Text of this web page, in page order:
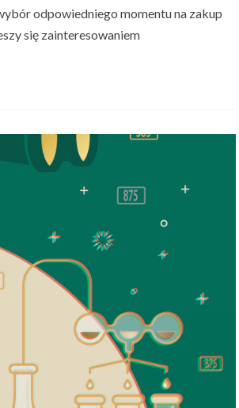
odpowiedniego momentu na zakup
się zainteresowaniem